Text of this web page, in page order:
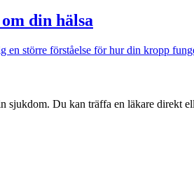
din hälsa
en större förståelse för hur din kropp
sjukdom. Du kan träffa en läkare direkt